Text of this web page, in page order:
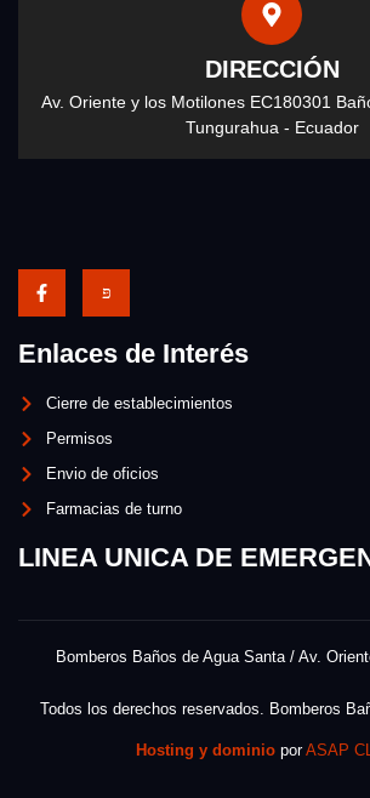
DIRECCIÓN
Av. Oriente y los Motilones EC180301
Tungurahua - Ecuador
Enlaces de Interés
Cierre de establecimientos
Permisos
Envio de oficios
Farmacias de turno
LINEA UNICA DE
Bomberos Baños de Agua Santa / Av.
Todos los derechos reservados. Bomberos
Hosting y dominio porASAP